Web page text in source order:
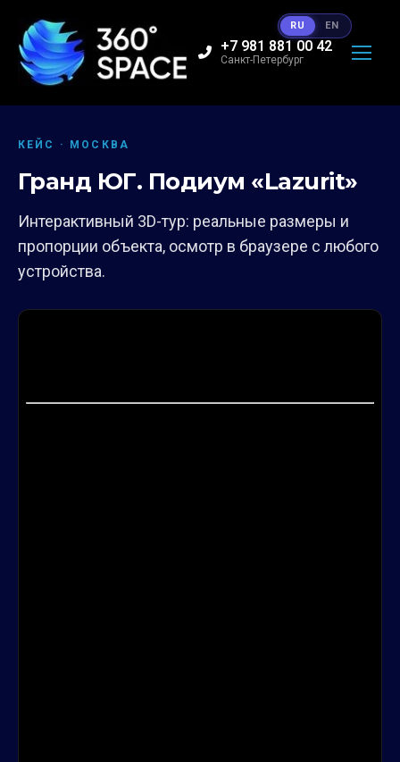
+7 981 881 00 42
Санкт-Петербург
КЕЙС · МОСКВА
Гранд ЮГ. Подиум «Lazurit»
Интерактивный 3D-тур: реальные размеры и
пропорции объекта, осмотр в браузере с любого
устройства.
RU EN